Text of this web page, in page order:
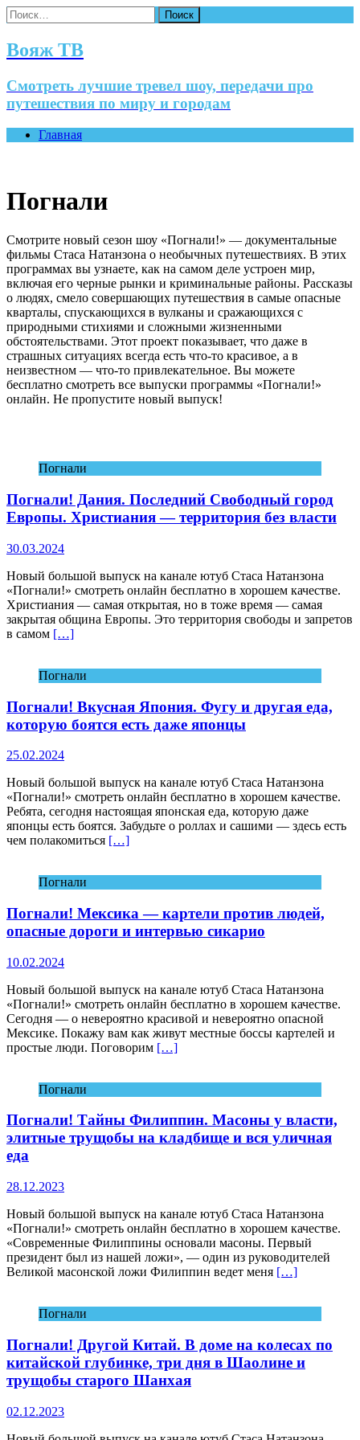
Найти:
Вояж ТВ
Смотреть лучшие тревел шоу, передачи про
путешествия по миру и городам
Главная
Погнали
Смотрите новый сезон шоу «Погнали!» — документальные
фильмы Стаса Натанзона о необычных путешествиях. В этих
программах вы узнаете, как на самом деле устроен мир,
включая его черные рынки и криминальные районы. Рассказы
о людях, смело совершающих путешествия в самые опасные
кварталы, спускающихся в вулканы и сражающихся с
природными стихиями и сложными жизненными
обстоятельствами. Этот проект показывает, что даже в
страшных ситуациях всегда есть что-то красивое, а в
неизвестном — что-то привлекательное. Вы можете
бесплатно смотреть все выпуски программы «Погнали!»
онлайн. Не пропустите новый выпуск!
Погнали
Погнали! Дания. Последний Свободный город
Европы. Христиания — территория без власти
30.03.2024
Новый большой выпуск на канале ютуб Стаса Натанзона
«Погнали!» смотреть онлайн бесплатно в хорошем качестве.
Христиания — самая открытая, но в тоже время — самая
закрытая община Европы. Это территория свободы и запретов
в самом […]
Погнали
Погнали! Вкусная Япония. Фугу и другая еда,
которую боятся есть даже японцы
25.02.2024
Новый большой выпуск на канале ютуб Стаса Натанзона
«Погнали!» смотреть онлайн бесплатно в хорошем качестве.
Ребята, сегодня настоящая японская еда, которую даже
японцы есть боятся. Забудьте о роллах и сашими — здесь есть
чем полакомиться […]
Погнали
Погнали! Мексика — картели против людей,
опасные дороги и интервью сикарио
10.02.2024
Новый большой выпуск на канале ютуб Стаса Натанзона
«Погнали!» смотреть онлайн бесплатно в хорошем качестве.
Сегодня — о невероятно красивой и невероятно опасной
Мексике. Покажу вам как живут местные боссы картелей и
простые люди. Поговорим […]
Погнали
Погнали! Тайны Филиппин. Масоны у власти,
элитные трущобы на кладбище и вся уличная
еда
28.12.2023
Новый большой выпуск на канале ютуб Стаса Натанзона
«Погнали!» смотреть онлайн бесплатно в хорошем качестве.
«Современные Филиппины основали масоны. Первый
президент был из нашей ложи», — один из руководителей
Великой масонской ложи Филиппин ведет меня […]
Погнали
Погнали! Другой Китай. В доме на колесах по
китайской глубинке, три дня в Шаолине и
трущобы старого Шанхая
02.12.2023